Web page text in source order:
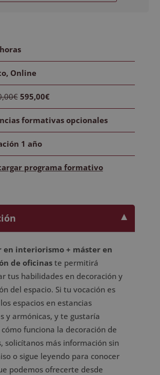
horas
Online
595,00€
formativasopcionales
1 año
programa formativo
en interiorismo + máster en
de oficinaste permitirá
tus habilidades en decoración y
del espacio. Si tu vocación es
espacios en estancias
y armónicas, y te gustaría
funciona la decoración de
solicítanos más información sin
o sigue leyendo para conocer
podemos ofrecerte desde